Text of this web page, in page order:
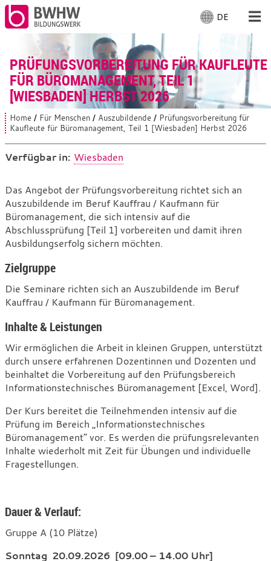
S
p
r
a
c
h
e
a
u
s
l
e
:
DE
PRÜFUNGSVORBEREITUNG FÜR KAUFLEUTE
FÜR BÜROMANAGEMENT, TEIL 1
[WIESBADEN] HERBST 2026
Für Menschen
Für Unternehmen
Von uns
Vor Ort
Mit Arbeiten
S
i
e
s
i
h
i
e
r
:
Home Für Menschen Auszubildende Prüfungsvorbereitung für
Kaufleute für Büromanagement, Teil 1 [Wiesbaden] Herbst 2026
Verfügbar in: Wiesbaden
Prüfungsvorbereitung
für
Kaufleute
für
Büromanagement,
Teil
1
Herbst
2026
Das Angebot der Prüfungsvorbereitung richtet sich an
Auszubildende im Beruf Kauffrau / Kaufmann für
Büromanagement, die sich intensiv auf die
Abschlussprüfung [Teil 1] vorbereiten und damit ihren
Ausbildungserfolg sichern möchten.
Zielgruppe
Die Seminare richten sich an Auszubildende im Beruf
Kauffrau / Kaufmann für Büromanagement.
Inhalte & Leistungen
Wir ermöglichen die Arbeit in kleinen Gruppen, unterstützt
durch unsere erfahrenen Dozentinnen und Dozenten und
beinhaltet die Vorbereitung auf den Prüfungsbereich
Informationstechnisches Büromanagement [Excel, Word].
Der Kurs bereitet die Teilnehmenden intensiv auf die
Prüfung im Bereich „Informationstechnisches
Büromanagement“ vor. Es werden die prüfungsrelevanten
Inhalte wiederholt mit Zeit für Übungen und individuelle
Fragestellungen.
Dauer & Verlauf:
Gruppe A (10 Plätze)
Sonntag 20.09.2026 [09.00 – 14.00 Uhr]